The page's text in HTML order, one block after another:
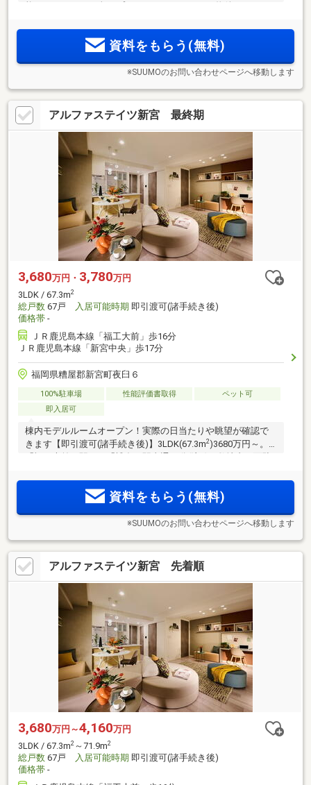
資料をもらう(無料)
※SUUMOのお問い合わせページへ移動します
アルファステイツ新宮 最終期
3,680万円・ 3,780万円
3LDK / 67.3m2
総戸数 67戸 入居可能時期 即引渡可(諸手続き後)
価格帯 -
ＪＲ鹿児島本線「福工大前」歩16分
ＪＲ鹿児島本線「新宮中央」歩17分
福岡県糟屋郡新宮町夜臼６
100%駐車場 性能評価書取得
ペット可
即入居可
棟内モデルルームオープン！実際の日当たりや眺望が確認で
きます【即引渡可(諸手続き後)】3LDK(67.3m2)3680万円～。
／自転車5分圏内にロピア、ユニクロ、IKEA／「福工大前」駅
「新宮中央」駅が徒歩圏資料をもらう(無料)
※SUUMOのお問い合わせページへ移動します
アルファステイツ新宮 先着順
3,680万円～4,160万円
3LDK / 67.3m2 ～71.9m2
総戸数 67戸 入居可能時期 即引渡可(諸手続き後)
価格帯 -